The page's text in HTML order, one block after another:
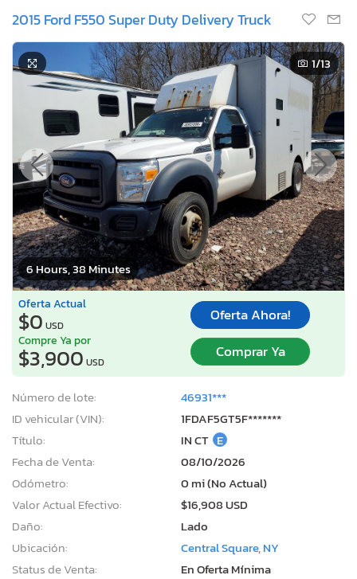
2015 Ford F550 Super Duty Delivery Truck
6 Hours, 38 Minutes
1/13
Oferta Actual
$0 USD
Oferta Ahora!
Compre Ya por
$3,900 USD
Comprar Ya
Número de lote:
46931***
ID vehicular (VIN):
1FDAF5GT5F*******
Título:
IN CT E
Fecha de Venta:
08/10/2026
Odómetro:
0 mi (No Actual)
Valor Actual Efectivo:
$16,908 USD
Daño:
Lado
Ubicación:
Central Square, NY
Status de Venta:
En Oferta Mínima